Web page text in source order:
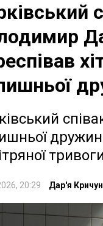
20:29 Дар'я Кричун